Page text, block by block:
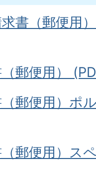
書（郵便用
郵便用）
郵便用）ポ
郵便用）ス